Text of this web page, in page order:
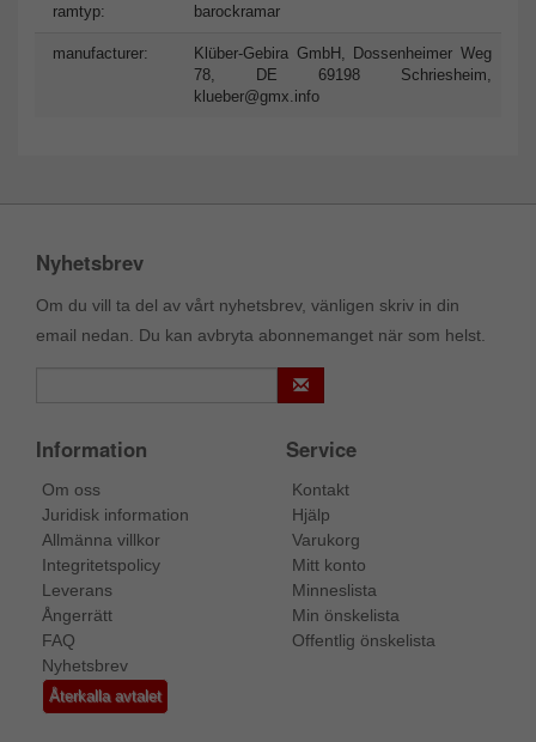
ramtyp: barockramar
manufacturer:
Klüber-Gebira GmbH, Dossenheimer Weg
78, DE 69198 Schriesheim,
klueber@gmx.info
Nyhetsbrev
Om du vill ta del av vårt nyhetsbrev, vänligen skriv in din
email nedan. Du kan avbryta abonnemanget när som helst.
Information
Om oss
Juridisk information
Allmänna villkor
Integritetspolicy
Leverans
Ångerrätt
FAQ
Nyhetsbrev
Återkalla avtalet
Service
Kontakt
Hjälp
Varukorg
Mitt konto
Minneslista
Min önskelista
Offentlig önskelista